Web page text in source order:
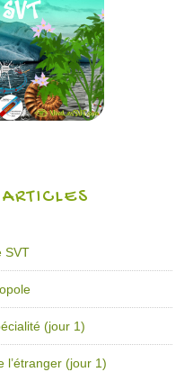
SVT
(jour 1)
l’étranger (jour 1)